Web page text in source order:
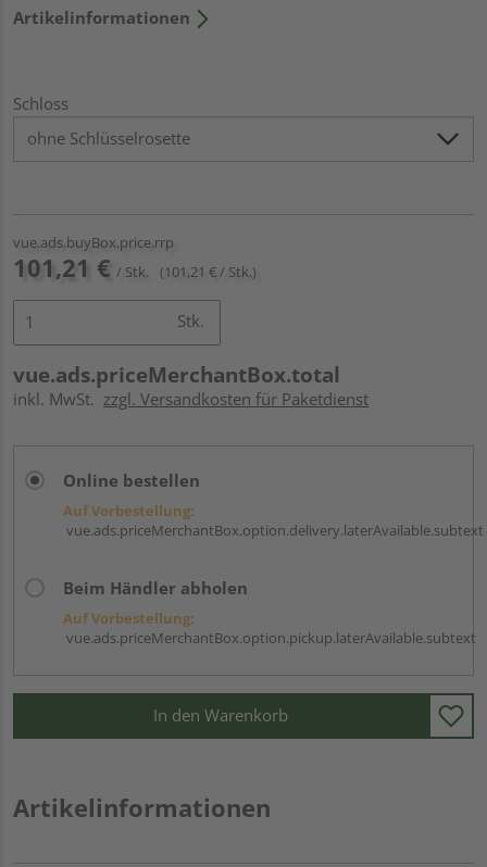
Artikelinformationen
Schloss
vue.ads.buyBox.price.rrp
101,21 € / Stk. (101,21 € / Stk.)
Stk.
vue.ads.priceMerchantBox.total
inkl. MwSt. zzgl. Versandkosten für Paketdienst
Online bestellen
Auf Vorbestellung:
vue.ads.priceMerchantBox.option.delivery.laterAvailable.subtext
Beim Händler abholen
Auf Vorbestellung:
vue.ads.priceMerchantBox.option.pickup.laterAvailable.subtext
In den Warenkorb
Artikelinformationen